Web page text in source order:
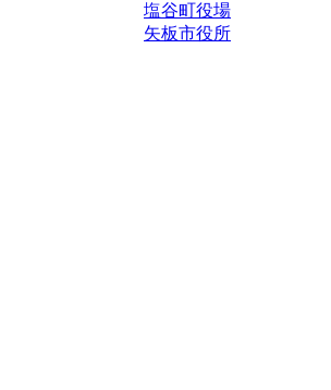
塩谷町役場
矢板市役所